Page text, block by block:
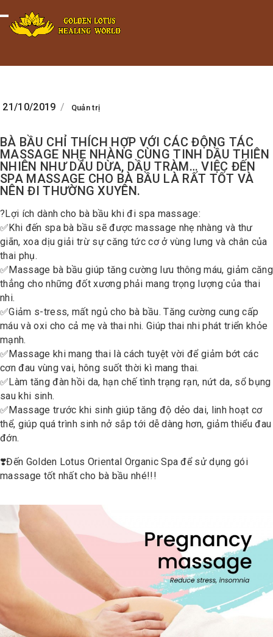
Toggle navigation
21/10/2019 / Quản trị
BÀ BẦU CHỈ THÍCH HỢP VỚI CÁC ĐỘNG TÁC
MASSAGE NHẸ NHÀNG CÙNG TINH DẦU THIÊN
NHIÊN NHƯ DẦU DỪA, DẦU TRÀM… VIỆC ĐẾN
SPA MASSAGE CHO BÀ BẦU LÀ RẤT TỐT VÀ
NÊN ĐI THƯỜNG XUYÊN.
?Lợi ích dành cho bà bầu khi đi spa massage:
✅Khi đến spa bà bầu sẽ được massage nhẹ nhàng và thư
giãn, xoa dịu giải trừ sự căng tức cơ ở vùng lưng và chân của
thai phụ.
✅Massage bà bầu giúp tăng cường lưu thông máu, giảm căng
thẳng cho những đốt xương phải mang trọng lượng của thai
nhi.
✅Giảm s-tress, mất ngủ cho bà bầu. Tăng cường cung cấp
máu và oxi cho cả mẹ và thai nhi. Giúp thai nhi phát triển khỏe
mạnh.
✅Massage khi mang thai là cách tuyệt vời để giảm bớt các
cơn đau vùng vai, hông suốt thời kì mang thai.
✅Làm tăng đàn hồi da, hạn chế tình trạng rạn, nứt da, sổ bụng
sau khi sinh.
✅Massage trước khi sinh giúp tăng độ dẻo dai, linh hoạt cơ
thể, giúp quá trình sinh nở sắp tới dễ dàng hơn, giảm thiểu đau
đớn.
❣️Đến Golden Lotus Oriental Organic Spa để sử dụng gói
massage tốt nhất cho bà bầu nhé!!!
Minigame Tiktok cùng Golden
Lotus nhận thưởng đến 9tr đồng.